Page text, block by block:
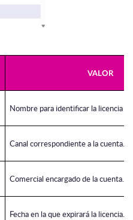
VALOR
Nombre para identificar la licencia
Canal correspondiente a la cuenta.
Comercial encargado de la cuenta.
Fecha en la que expirará la licencia.